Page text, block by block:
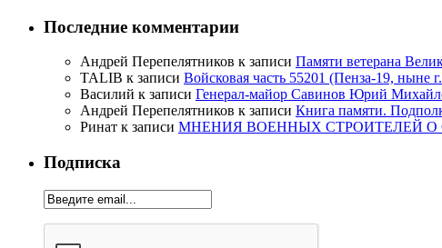
Последние комментарии
Андрей Перепелятников к записи Памяти ветерана
TALIB к записи Войсковая часть 55201 (Пенза-19, ныне
Василий к записи Генерал-майор Савинов Юрий
Андрей Перепелятников к записи Книга памяти.
Ринат к записи МНЕНИЯ ВОЕННЫХ СТРОИТЕЛЕЙ О
Подписка